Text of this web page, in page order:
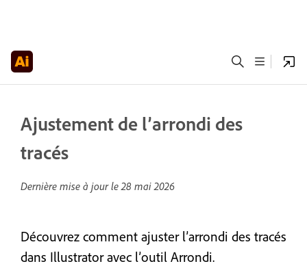
Ajustement de l’arrondi des
tracés
Dernière mise à jour le28 mai 2026
Découvrez comment ajuster l’arrondi des tracés
dans Illustrator avec l’outil Arrondi.